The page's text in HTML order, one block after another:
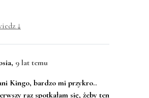
↓
, 9 lat temu
Kingo, bardzo mi przykro..
raz spotkałam się, żeby ten